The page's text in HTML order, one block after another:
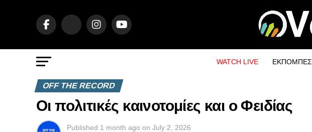
WATCH LIVE ΕΚΠΟΜΠΕΣ
OFF THE RECORD
Οι πολιτικές καινοτομίες και ο Φειδίας
Published 1 month ago on July 2, 2026